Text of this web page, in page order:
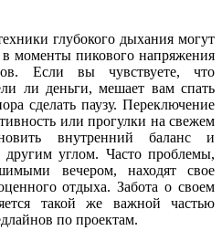
глубокого дыхания могут
моменты пикового напряжения
Если вы чувствуете, что
ли деньги, мешает вам спать
сделать паузу. Переключение
или прогулки на свежем
внутренний баланс и
другим углом. Часто проблемы,
вечером, находят свое
отдыха. Забота о своем
такой же важной частью
по проектам.